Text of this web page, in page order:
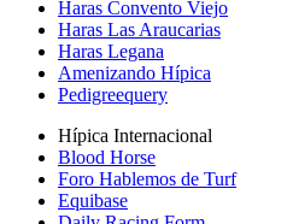
Haras Convento Viejo
Haras Las Araucarias
Haras Legana
Amenizando Hípica
Pedigreequery
Hípica Internacional
Blood Horse
Foro Hablemos de Turf
Equibase